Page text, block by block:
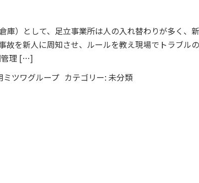
として、足立事業所は人の入れ替わりが多く、
故を新人に周知させ、ルールを教え現場でトラブル
理 […]
ミツワグループ カテゴリー: 未分類